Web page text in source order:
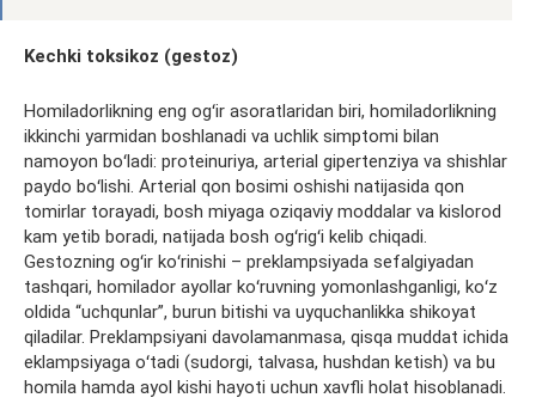
Kechki toksikoz (gestoz)
Homiladorlikning eng ogʻir asoratlaridan biri, homiladorlikning
ikkinchi yarmidan boshlanadi va uchlik simptomi bilan
namoyon boʻladi: proteinuriya, arterial gipertenziya va shishlar
paydo boʻlishi. Arterial qon bosimi oshishi natijasida qon
tomirlar torayadi, bosh miyaga oziqaviymoddalar va kislorod
kam yetib boradi, natijada bosh ogʻrigʻi kelib chiqadi.
Gestozning ogʻir koʻrinishi – preklampsiyada sefalgiyadan
tashqari, homilador ayollar koʻruvning yomonlashganligi, koʻz
oldida “uchqunlar”, burun bitishi va uyquchanlikka shikoyat
qiladilar. Preklampsiyani davolamanmasa, qisqa muddat ichida
eklampsiyaga oʻtadi (sudorgi, talvasa, hushdan ketish) va bu
homila hamda ayol kishi hayoti uchun xavfli holat hisoblanadi.